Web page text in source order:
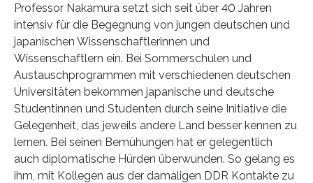
Professor Nakamura setzt sich seit über 40 Jahren
intensiv für die Begegnung von jungen deutschen und
japanischen Wissenschaftlerinnen und
Wissenschaftlern ein. Bei Sommerschulen und
Austauschprogrammen mit verschiedenen deutschen
Universitäten bekommen japanische und deutsche
Studentinnen und Studenten durch seine Initiative die
Gelegenheit, das jeweils andere Land besser kennen zu
lernen. Bei seinen Bemühungen hat er gelegentlich
auch diplomatische Hürden überwunden. So gelang es
ihm, mit Kollegen aus der damaligen DDR Kontakte zu